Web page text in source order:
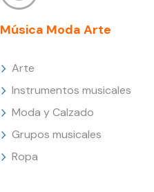
Música Moda Arte
Arte
Instrumentos musicales
Moda y Calzado
Grupos musicales
Ropa